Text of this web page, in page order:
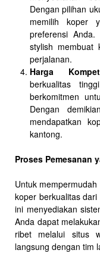
Dengan pilihan
memilih koper
preferensi
stylish membuat
perjalanan.
Harga
berkualitas
berkomitmen
Dengan
mendapatkan
kantong.
Proses Pemesanan
Untuk
koper berkualitas
ini menyediakan
Anda dapat
ribet melalui situs
langsung dengan tim